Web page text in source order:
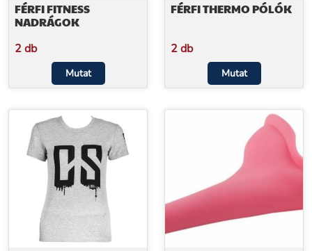
FÉRFI FITNESS
NADRÁGOK
2 db
Mutat
FÉRFI THERMO PÓLÓK
2 db
Mutat